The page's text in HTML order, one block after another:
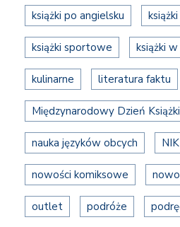
książki po angielsku
książki sportowe książki
kulinarne literatura faktu
Międzynarodowy Dzień
nauka języków obcych
nowości komiksowe
outlet podróże